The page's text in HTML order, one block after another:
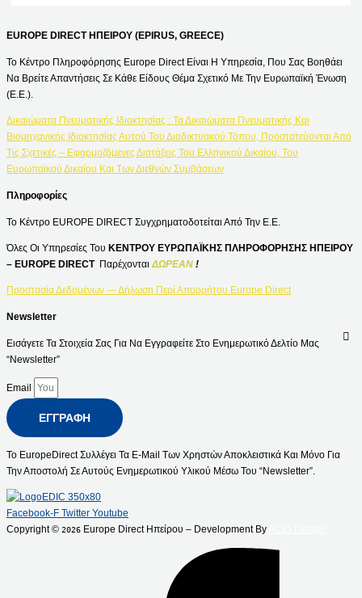
EUROPE DIRECT ΗΠΕΙΡΟΥ (EPIRUS, GREECE)
Το Κέντρο Πληροφόρησης Europe Direct Είναι Η Υπηρεσία, Που Σας Βοηθάει
Να Βρείτε Απαντήσεις Σε Κάθε Είδους Θέμα Σχετικό Με Την Ευρωπαϊκή Ένωση
(Ε.Ε.).
Δικαιώματα Πνευματικής Ιδιοκτησίας : Τα Δικαιώματα Πνευματικής Και
Βιομηχανικής Ιδιοκτησίας Αυτού Του Διαδικτυακού Τόπου, Προστατεύονται Από
Τις Σχετικές – Εφαρμοζόμενες Διατάξεις Του Ελληνικού Δικαίου, Του
Ευρωπαϊκού Δικαίου Και Των Διεθνών Συμβάσεων
Πληροφορίες
Το Κέντρο EUROPE DIRECT Συγχρηματοδοτείται Από Την Ε.Ε.
Όλες Οι Υπηρεσίες Του ΚΕΝΤΡΟΥ ΕΥΡΩΠΑΪΚΗΣ ΠΛΗΡΟΦΟΡΗΣΗΣ ΗΠΕΙΡΟΥ
– EUROPE DIRECT Παρέχονται ΔΩΡΕΑΝ !
Προστασία Δεδομένων — Δήλωση Περί Απορρήτου Europe Direct
Newsletter
Εισάγετε Τα Στοιχεία Σας Για Να Εγγραφείτε Στο Ενημερωτικό Δελτίο Μας
“Newsletter”
Email
ΕΓΓΡΑΦΉ
Το EuropeDirect Συλλέγει Τα E-Mail Των Χρηστών Αποκλειστικά Και Μόνο Για
Την Αποστολή Σε Αυτούς Ενημερωτικού Υλικού Μέσω Του “Newsletter”.
Facebook-F Twitter Youtube
Copyright © 2026 Europe Direct Ηπείρου – Development By